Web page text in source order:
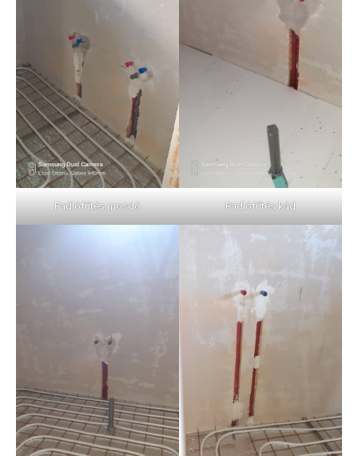
Padlófűtés mosdó Padlófűtés kád